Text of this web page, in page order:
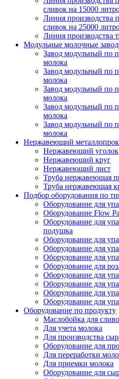
сливок на 15000
Линия производства
сливок на 25000
Линия производства
Модульные молочные
Завод модульный по
молока
Завод модульный по
молока
Завод модульный по
молока
Завод модульный по
молока
Завод модульный по
молока
Нержавеющий
Нержавеющий уголок
Нержавеющий круг
Нержавеющий лист
Труба нержавеющая
Труба нержавеющая
Подбор оборудования по
Оборудование для
Оборудование Flow
Оборудование для
подушка
Оборудование для
Оборудование для
Оборудование для
Оборудование для
Оборудование для
Оборудование для
Оборудование для
Оборудование для
Оборудование по продукту
Маслобойка для
Для учета молока
Для производства
Оборудование для
Для переработки
Для приемки молока
Оборудование для